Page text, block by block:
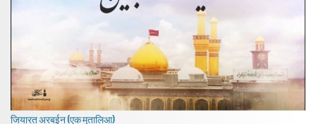
जियारत अरबईन (एक मुतालिआ)